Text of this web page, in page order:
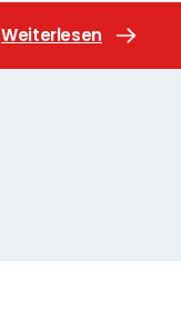
Weiterlesen